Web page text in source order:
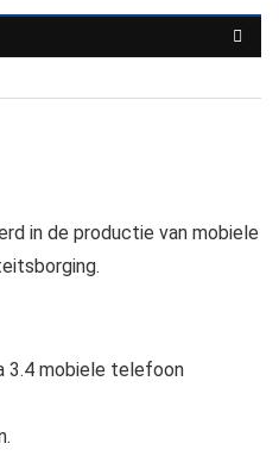
in de productie van mobiele
3.4 mobiele telefoon